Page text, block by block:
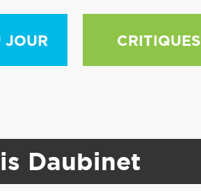
JOUR CRITIQUES
Daubinet